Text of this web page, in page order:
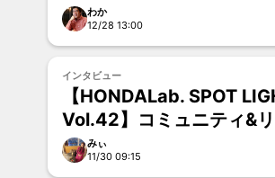
主宰・金継ぎアーティス
綾さん
わか
12/28 13:00
インタビュー
【HONDALab. SPOT
Vol.42】コミュニティ&リ
ョン プロジェクトディレ
土屋志織さん
みぃ
11/30 09:15